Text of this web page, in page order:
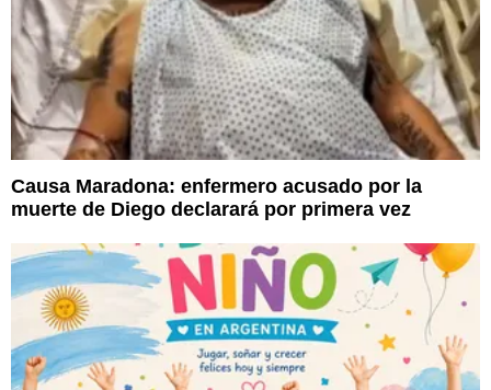
Causa Maradona: enfermero acusado por la
muerte de Diego declarará por primera vez